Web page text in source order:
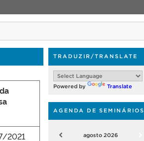
2021
TRADUZIR/TRANSLATE
Powered by Translate
AGENDA DE SEMINÁRIOS
agosto 2026